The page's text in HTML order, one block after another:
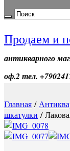
Продаем и
антикварного
оф.2 тел.
Главная /
шкатулки /